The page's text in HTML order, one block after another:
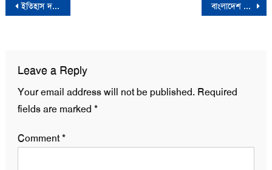
Post
ইতিহাস দখলের নোংরা খেলা বন্ধের আহ্বান উপদেষ্টা আসিফ মাহমুদের বাংলাদেশ ও ভারতসহ বিভিন্ন দেশের অর্থ সহায়তা বাতিল করলো আমেরিকা
Leave a Reply
Your email address will not be published. Required
fields are marked *
Comment*